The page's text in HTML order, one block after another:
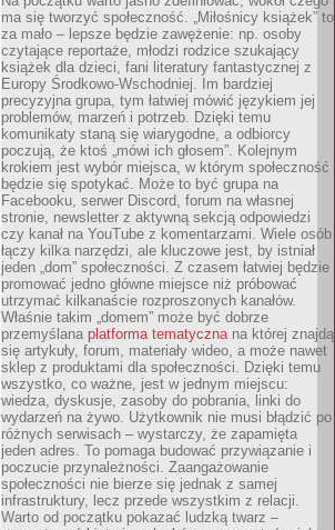
ma się tworzyć społeczność. „Miłośnicy książek” to
za mało – lepsze będzie zawężenie: np. osoby
czytające reportaże, młodzi rodzice szukający
książek dla dzieci, fani literatury fantastycznej z
Europy Środkowo-Wschodniej. Im bardziej
precyzyjna grupa, tym łatwiej mówić językiem jej
problemów, marzeń i potrzeb. Dzięki temu
komunikaty staną się wiarygodne, a odbiorcy
poczują, że ktoś „mówi ich głosem”. Kolejnym
krokiem jest wybór miejsca, w którym społeczność
będzie się spotykać. Może to być grupa na
Facebooku, serwer Discord, forum na własnej
stronie, newsletter z aktywną sekcją odpowiedzi
czy kanał na YouTube z komentarzami. Wiele osób
łączy kilka narzędzi, ale kluczowe jest, by istniał
jeden „dom” społeczności. Z czasem łatwiej będzie
promować jedno główne miejsce niż próbować
utrzymać kilkanaście rozproszonych kanałów.
Właśnie takim „domem” może być dobrze
przemyślana platforma tematycznana której znajdą
się artykuły, forum, materiały wideo, a może nawet
sklep z produktami dla społeczności. Dzięki temu
wszystko, co ważne, jest w jednym miejscu:
wiedza, dyskusje, zasoby do pobrania, linki do
wydarzeń na żywo. Użytkownik nie musi błądzić po
różnych serwisach – wystarczy, że zapamięta
jeden adres. To pomaga budować przywiązanie i
poczucie przynależności. Zaangażowanie
społeczności nie bierze się jednak z samej
infrastruktury, lecz przede wszystkim z relacji.
Warto od początku pokazać ludzką twarz –